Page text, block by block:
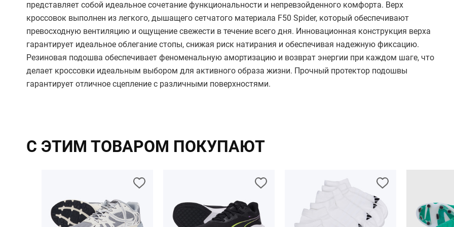
представляет собой идеальное сочетание функциональности и непревзойденного комфорта. Верх
кроссовок выполнен из легкого, дышащего сетчатого материала F50 Spider, который обеспечивают
превосходную вентиляцию и ощущение свежести в течение всего дня. Инновационная конструкция верха
гарантирует идеальное облегание стопы, снижая риск натирания и обеспечивая надежную фиксацию.
Резиновая подошва обеспечивает феноменальную амортизацию и возврат энергии при каждом шаге, что
делает кроссовки идеальным выбором для активного образа жизни. Прочный протектор подошвы
гарантирует отличное сцепление с различными поверхностями.
С ЭТИМ ТОВАРОМ ПОКУПАЮТ